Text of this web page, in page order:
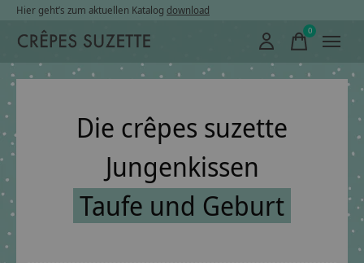
Hier geht’s zum aktuellen Katalog download
0items
Die crêpes suzette
Jungenkissen
Taufe und Geburt